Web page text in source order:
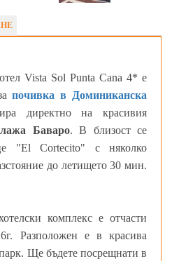
Vista Sol Punta Cana 4* е
почивка в Доминиканска
директно на красивия
Баваро. В близост се
"El Cortecito" с няколко
до летището 30 мин.
комплекс е отчасти
Разположен е в красива
Ще бъдете посрещнати в